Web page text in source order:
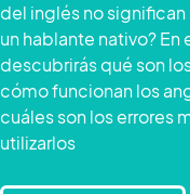
del inglés no significan
un hablante nativo? En
descubrirás qué son
cómo funcionan los
cuáles son los errores
utilizarlos